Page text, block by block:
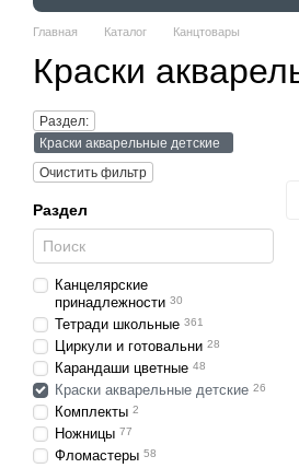
Главная Каталог Канцтовары
Краски
Раздел:
Краски акварельные детские
Очистить фильтр
Раздел
Канцелярские
принадлежности 30
Тетради школьные 361
Циркули и готовальни 28
Карандаши цветные 48
Краски акварельные детские 26
Комплекты 2
Ножницы 77
Фломастеры 58